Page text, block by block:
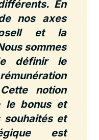
En
nos axes
et la
sommes
définir le
notion
le bonus et
souhaités et
est